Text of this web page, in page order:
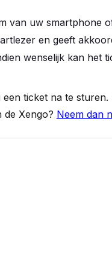
van uw smartphone
en geeft
wenselijk kan het
ticket na te sturen.
de Xengo? Neem dan